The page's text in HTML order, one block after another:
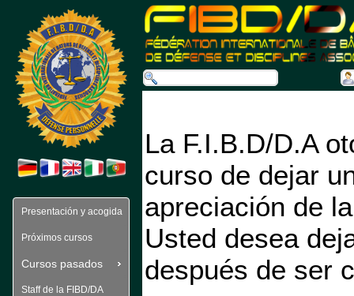
Presentación y acogida
Próximos cursos
Cursos pasados
Staff de la FIBD/DA
La F.I.B.D/D.A
curso de dejar
apreciación de
Usted desea
después de ser